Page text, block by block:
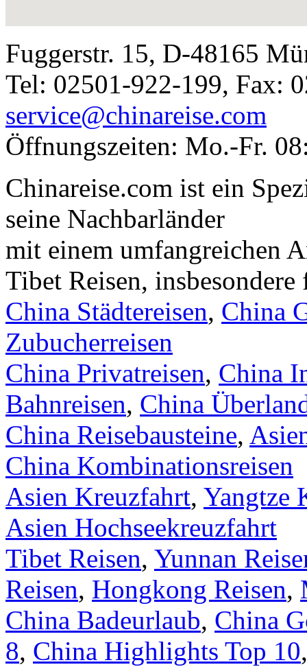
Fuggerstr. 15, D-48165
Tel: 02501-922-199, Fax:
service@chinareise.com
Öffnungszeiten: Mo.-Fr.
Chinareise.com ist ein
seine Nachbarländer
mit einem umfangreichen
Tibet Reisen, insbesondere
China Städtereisen, China
Zubucherreisen
China Privatreisen, China
Bahnreisen, China
China Reisebausteine,
China Kombinationsreisen
Asien Kreuzfahrt, Yangtze
Asien Hochseekreuzfahrt
Tibet Reisen, Yunnan
Reisen, Hongkong Reisen,
China Badeurlaub, China
8, China Highlights Top 10